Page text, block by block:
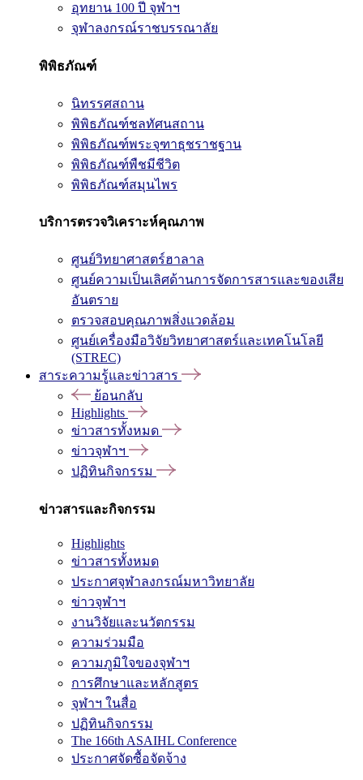
อุทยาน 100 ปี จุฬาฯ
จุฬาลงกรณ์ราชบรรณาลัย
พิพิธภัณฑ์
นิทรรศสถาน
พิพิธภัณฑ์ชลทัศนสถาน
พิพิธภัณฑ์พระจุฑาธุชราชฐาน
พิพิธภัณฑ์พืชมีชีวิต
พิพิธภัณฑ์สมุนไพร
บริการตรวจวิเคราะห์คุณภาพ
ศูนย์วิทยาศาสตร์ฮาลาล
ศูนย์ความเป็นเลิศด้านการจัดการสารและของเสีย
อันตราย
ตรวจสอบคุณภาพสิ่งแวดล้อม
ศูนย์เครื่องมือวิจัยวิทยาศาสตร์และเทคโนโลยี
(STREC)
สาระความรู้และข่าวสาร
ย้อนกลับ
Highlights
ข่าวสารทั้งหมด
ข่าวจุฬาฯ
ปฏิทินกิจกรรม
ข่าวสารและกิจกรรม
Highlights
ข่าวสารทั้งหมด
ประกาศจุฬาลงกรณ์มหาวิทยาลัย
ข่าวจุฬาฯ
งานวิจัยและนวัตกรรม
ความร่วมมือ
ความภูมิใจของจุฬาฯ
การศึกษาและหลักสูตร
จุฬาฯ ในสื่อ
ปฏิทินกิจกรรม
The 166th ASAIHL Conference
ประกาศจัดซื้อจัดจ้าง